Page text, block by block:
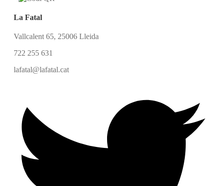
La Fatal
Vallcalent 65, 25006 Lleida
722 255 631
lafatal@lafatal.cat